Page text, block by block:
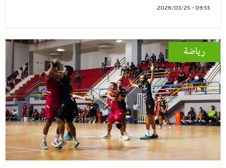
09:55 - 2026/03/25
رياضة